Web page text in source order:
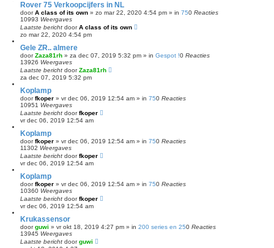
Rover 75 Verkoopcijfers in NL
doorA class of its own » zo mar 22, 2020 4:54 pm » in 750 Reacties
10993 Weergaves
Laatste bericht doorA class of its own
zo mar 22, 2020 4:54 pm
Gele ZR.. almere
doorZaza81rh » za dec 07, 2019 5:32 pm » in Gespot !0 Reacties
13926 Weergaves
Laatste bericht doorZaza81rh
za dec 07, 2019 5:32 pm
Koplamp
doorfkoper » vr dec 06, 2019 12:54 am » in 750 Reacties
10951 Weergaves
Laatste bericht doorfkoper
vr dec 06, 2019 12:54 am
Koplamp
doorfkoper » vr dec 06, 2019 12:54 am » in 750 Reacties
11302 Weergaves
Laatste bericht doorfkoper
vr dec 06, 2019 12:54 am
Koplamp
doorfkoper » vr dec 06, 2019 12:54 am » in 750 Reacties
10360 Weergaves
Laatste bericht doorfkoper
vr dec 06, 2019 12:54 am
Krukassensor
doorguwi » vr okt 18, 2019 4:27 pm » in 200 series en 250 Reacties
13945 Weergaves
Laatste bericht doorguwi